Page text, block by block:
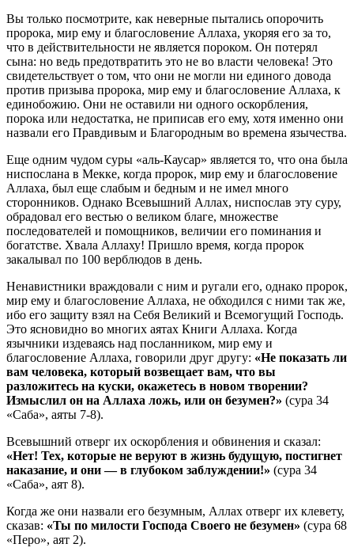
Вы только посмотрите, как неверные пытались опорочить
пророка, мир ему и благословение Аллаха, укоряя его за то,
что в действительности не является пороком. Он потерял
сына: но ведь предотвратить это не во власти человека! Это
свидетельствует о том, что они не могли ни единого довода
против призыва пророка, мир ему и благословение Аллаха, к
единобожию. Они не оставили ни одного оскорбления,
порока или недостатка, не приписав его ему, хотя именно они
назвали его Правдивым и Благородным во времена язычества.
Еще одним чудом суры «аль-Каусар» является то, что она была
ниспослана в Мекке, когда пророк, мир ему и благословение
Аллаха, был еще слабым и бедным и не имел много
сторонников. Однако Всевышний Аллах, ниспослав эту суру,
обрадовал его вестью о великом благе, множестве
последователей и помощников, величии его поминания и
богатстве. Хвала Аллаху! Пришло время, когда пророк
закалывал по 100 верблюдов в день.
Ненавистники враждовали с ним и ругали его, однако пророк,
мир ему и благословение Аллаха, не обходился с ними так же,
ибо его защиту взял на Себя Великий и Всемогущий Господь.
Это ясновидно во многих аятах Книги Аллаха. Когда
язычники издеваясь над посланником, мир ему и
благословение Аллаха, говорили друг другу: «Не показать ли
вам человека, который возвещает вам, что вы
разложитесь на куски, окажетесь в новом творении?
Измыслил он на Аллаха ложь, или он безумен?» (сура 34
«Саба», аяты 7-8).
Всевышний отверг их оскорбления и обвинения и сказал:
«Нет! Тех, которые не веруют в жизнь будущую, постигнет
наказание, и они — в глубоком заблуждении!» (сура 34
«Саба», аят 8).
Когда же они назвали его безумным, Аллах отверг их клевету,
сказав: «Ты по милости Господа Своего не безумен» (сура 68
«Перо», аят 2).